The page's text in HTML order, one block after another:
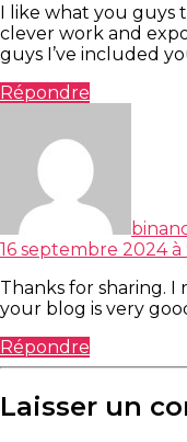
I like what you guys
clever work and
guys I’ve included
Répondre
16 septembre 2024 à
Thanks for sharing. I
your blog is very
Répondre
Laisser un